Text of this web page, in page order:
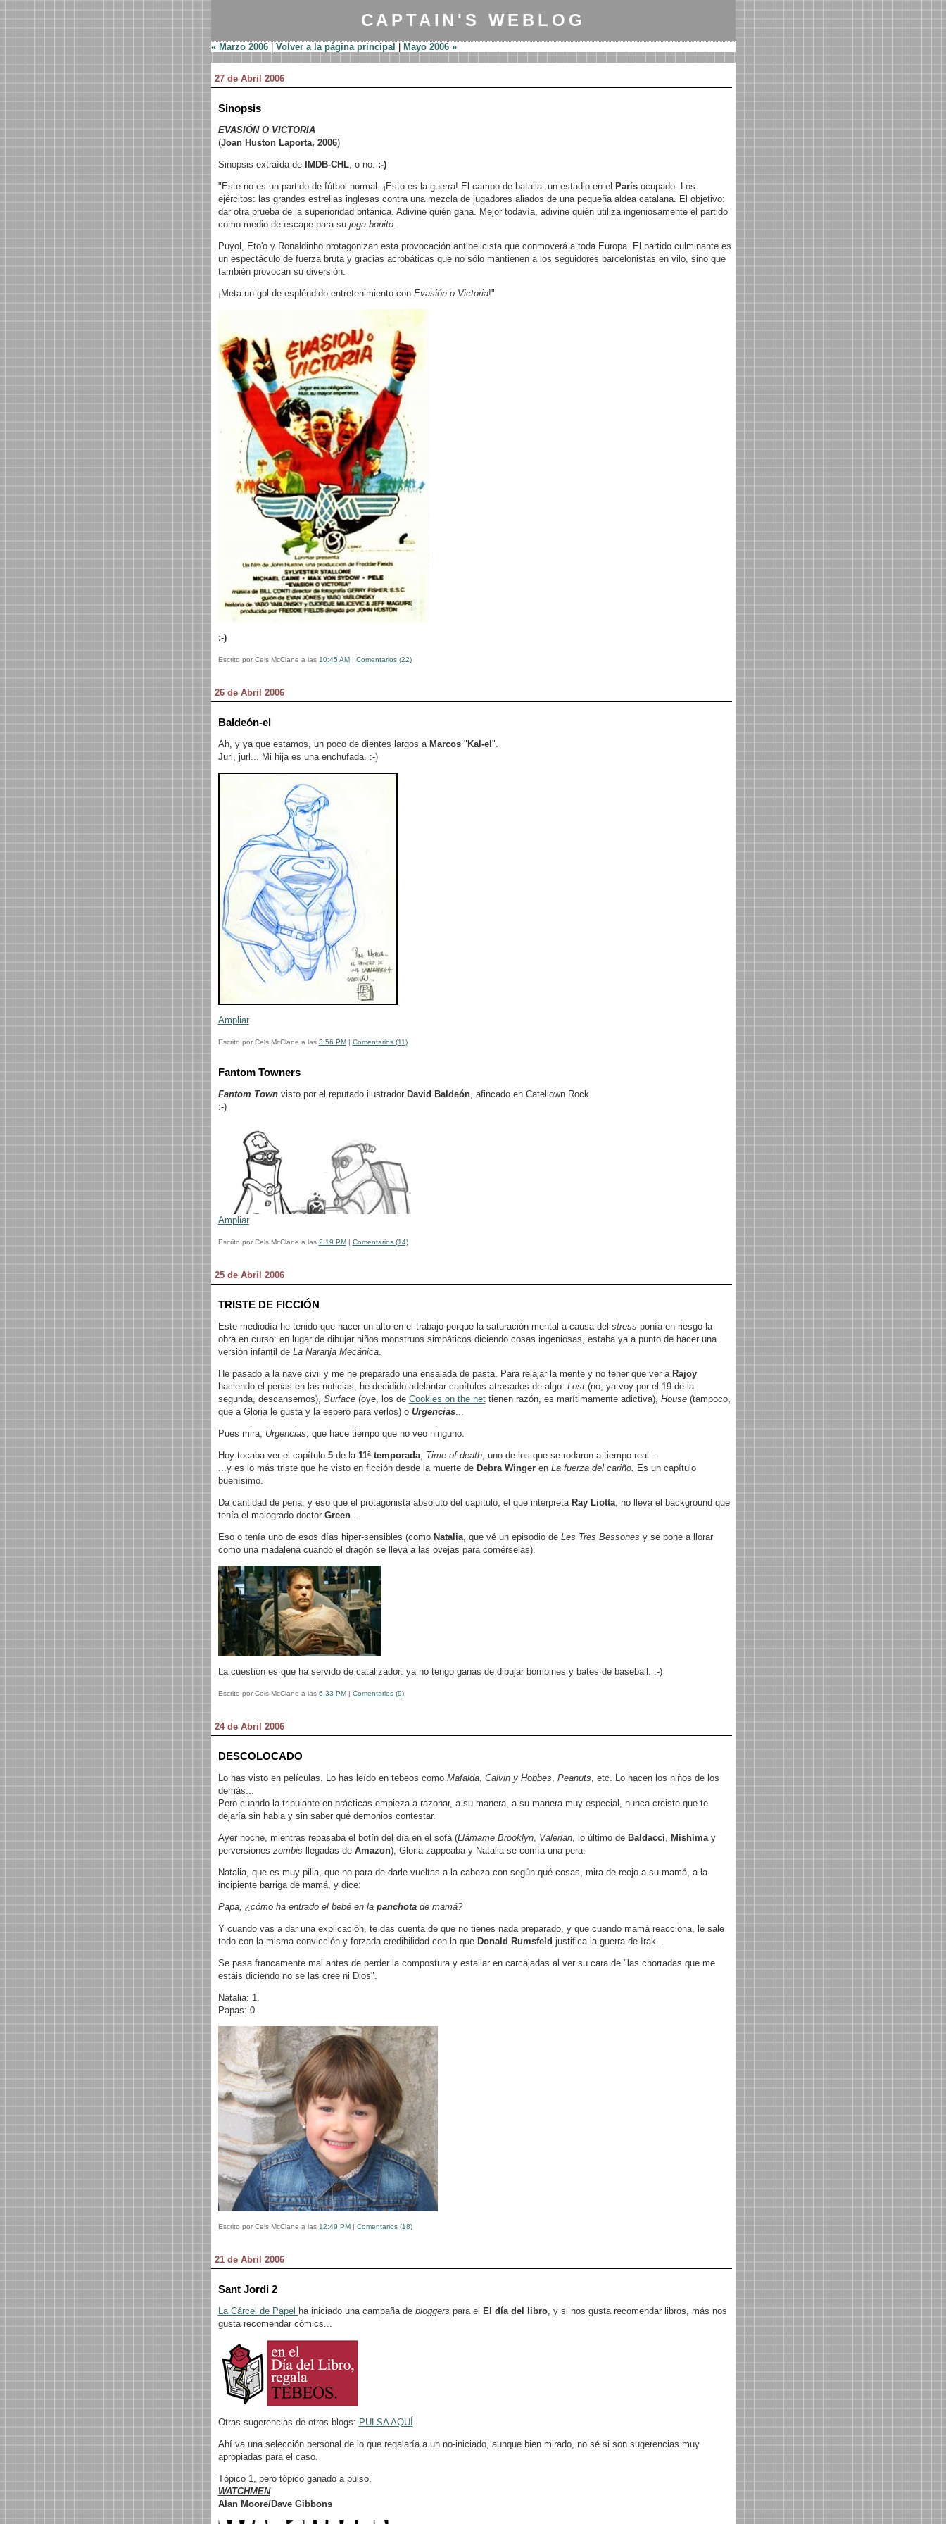
CAPTAIN'S WEBLOG
« Marzo 2006| Volver a la página principal Mayo 2006 »
27 de Abril 2006
Sinopsis
EVASIÓN O VICTORIA
(Joan Huston Laporta, 2006)
Sinopsis extraída deIMDB-CHL, o no. :-)
"Este no es un partido de fútbol normal. ¡Esto es la guerra! El campo de batalla: un estadio en el Parísocupado. Los
ejércitos: las grandes estrellas inglesas contra una mezcla de jugadores aliados de una pequeña aldea catalana. El objetivo:
dar otra prueba de la superioridad británica. Adivine quién gana. Mejor todavía, adivine quién utiliza ingeniosamente el partido
como medio de escape para su joga bonito.
Puyol, Eto'o y Ronaldinho protagonizan esta provocación antibelicista que conmoverá a toda Europa. El partido culminante es
un espectáculo de fuerza bruta y gracias acrobáticas que no sólo mantienen a los seguidores barcelonistas en vilo, sino que
también provocan su diversión.
¡Meta un gol de espléndido entretenimiento con Evasión o Victoria!"
:-)
Escrito por Cels McClane a las 10:45 AM| Comentarios (22)
26 de Abril 2006
Baldeón-el
Ah, y ya que estamos, un poco de dientes largos a Marcos " Kal-el ".
Jurl, jurl... Mi hija es una enchufada. :-)
Ampliar
Escrito por Cels McClane a las 3:56 PM| Comentarios (11)
Fantom Towners
Fantom Town visto por el reputado ilustrador David Baldeón, afincado en Catellown Rock.
:-)
Ampliar
Escrito por Cels McClane a las 2:19 PM| Comentarios (14)
25 de Abril 2006
TRISTE DE FICCIÓN
Este mediodía he tenido que hacer un alto en el trabajo porque la saturación mental a causa del stress ponía en riesgo la
obra en curso: en lugar de dibujar niños monstruos simpáticos diciendo cosas ingeniosas, estaba ya a punto de hacer una
versión infantil de La Naranja Mecánica.
He pasado a la nave civil y me he preparado una ensalada de pasta. Para relajar la mente y no tener que ver a Rajoy
haciendo el penas en las noticias, he decidido adelantar capítulos atrasados de algo: Lost (no, ya voy por el 19 de la
segunda, descansemos), Surface (oye, los de Cookies on the nettienen razón, es marítimamente adictiva), House (tampoco,
que a Gloria le gusta y la espero para verlos) o Urgencias...
Pues mira, Urgencias, que hace tiempo que no veo ninguno.
Hoy tocaba ver el capítulo 5 de la 11ª temporada, Time of death, uno de los que se rodaron a tiempo real...
...y es lo más triste que he visto en ficción desde la muerte de Debra Winger en La fuerza del cariño. Es un capítulo
buenísimo.
Da cantidad de pena, y eso que el protagonista absoluto del capítulo, el que interpreta Ray Liotta, no lleva el background que
tenía el malogrado doctor Green...
Eso o tenía uno de esos días hiper-sensibles (como Natalia, que vé un episodio de Les Tres Bessones y se pone a llorar
como una madalena cuando el dragón se lleva a las ovejas para comérselas).
La cuestión es que ha servido de catalizador: ya no tengo ganas de dibujar bombines y bates de baseball. :-)
Escrito por Cels McClane a las 6:33 PM| Comentarios (9)
24 de Abril 2006
DESCOLOCADO
Lo has visto en películas. Lo has leído en tebeos como Mafalda, Calvin y Hobbes, Peanuts, etc. Lo hacen los niños de los
demás...
Pero cuando la tripulante en prácticas empieza a razonar, a su manera, a su manera-muy-especial, nunca creiste que te
dejaría sin habla y sin saber qué demonios contestar.
Ayer noche, mientras repasaba el botín del día en el sofá (Llámame Brooklyn, Valerian, lo último de Baldacci, Mishima y
perversiones zombis llegadas de Amazon), Gloria zappeaba y Natalia se comía una pera.
Natalia, que es muy pilla, que no para de darle vueltas a la cabeza con según qué cosas, mira de reojo a su mamá, a la
incipiente barriga de mamá, y dice:
Papa, ¿cómo ha entrado el bebé en la panchota de mamá?
Y cuando vas a dar una explicación, te das cuenta de que no tienes nada preparado, y que cuando mamá reacciona, le sale
todo con la misma convicción y forzada credibilidad con la que Donald Rumsfeld justifica la guerra de Irak...
Se pasa francamente mal antes de perder la compostura y estallar en carcajadas al ver su cara de "las chorradas que me
estáis diciendo no se las cree ni Dios".
Natalia: 1.
Papas: 0.
Escrito por Cels McClane a las 12:49 PM| Comentarios (18)
21 de Abril 2006
Sant Jordi 2
La Cárcel de Papel ha iniciado una campaña de bloggers para el El día del libro, y si nos gusta recomendar libros, más nos
gusta recomendar cómics...
Otras sugerencias de otros blogs: PULSA AQUÍ .
Ahí va una selección personal de lo que regalaría a un no-iniciado, aunque bien mirado, no sé si son sugerencias muy
apropiadas para el caso.
Tópico 1, pero tópico ganado a pulso.
WATCHMEN
Alan Moore/Dave Gibbons